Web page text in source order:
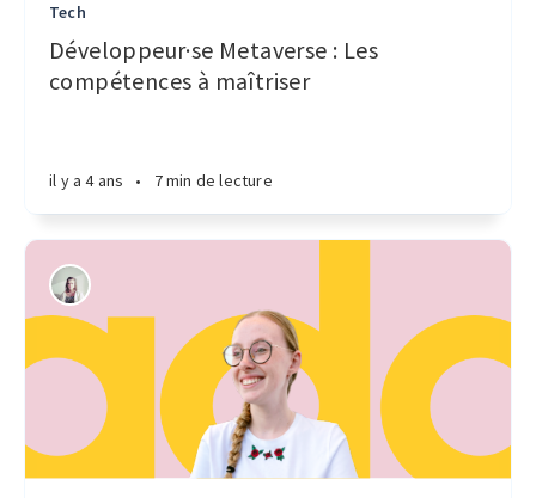
Tech
Développeur·se Metaverse : Les
compétences à maîtriser
il y a 4 ans • 7 min de lecture